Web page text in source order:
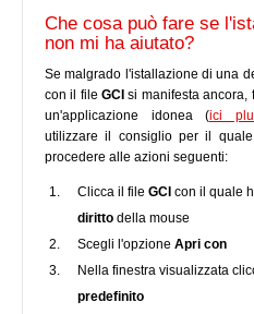
Che cosa può fare se
non mi ha aiutato?
Se malgrado l'istallazione di una
con il fileGCI si manifesta ancora,
un'applicazione idonea (ici
utilizzare il consiglio per il
procedere alle azioni seguenti:
Clicca il file GCI con il quale
diritto della mouse
Scegli l'opzione Apri con
Nella finestra visualizzata
predefinito